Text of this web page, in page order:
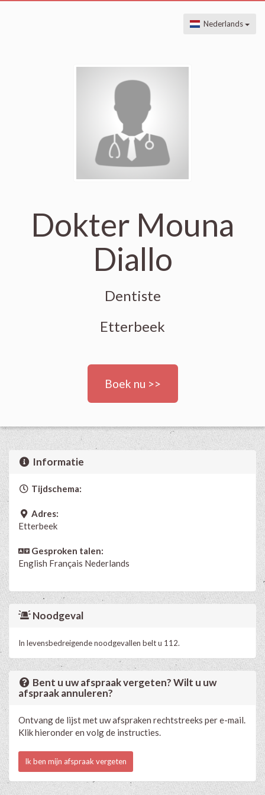
Nederlands
Dokter Mouna
Diallo
Dentiste
Etterbeek
Boek nu >>
Informatie
Tijdschema:
Adres:
Etterbeek
Gesproken talen:
English Français Nederlands
Noodgeval
In levensbedreigende noodgevallen belt u 112.
Bent u uw afspraak vergeten? Wilt u uw
afspraak annuleren?
Ontvang de lijst met uw afspraken rechtstreeks per e-mail.
Klik hieronder en volg de instructies.
Ik ben mijn afspraak vergeten